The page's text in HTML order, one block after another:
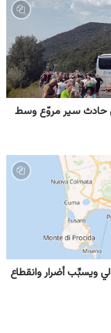
سير مروّع وسط
ويسبِّب أضرار وانقطاع